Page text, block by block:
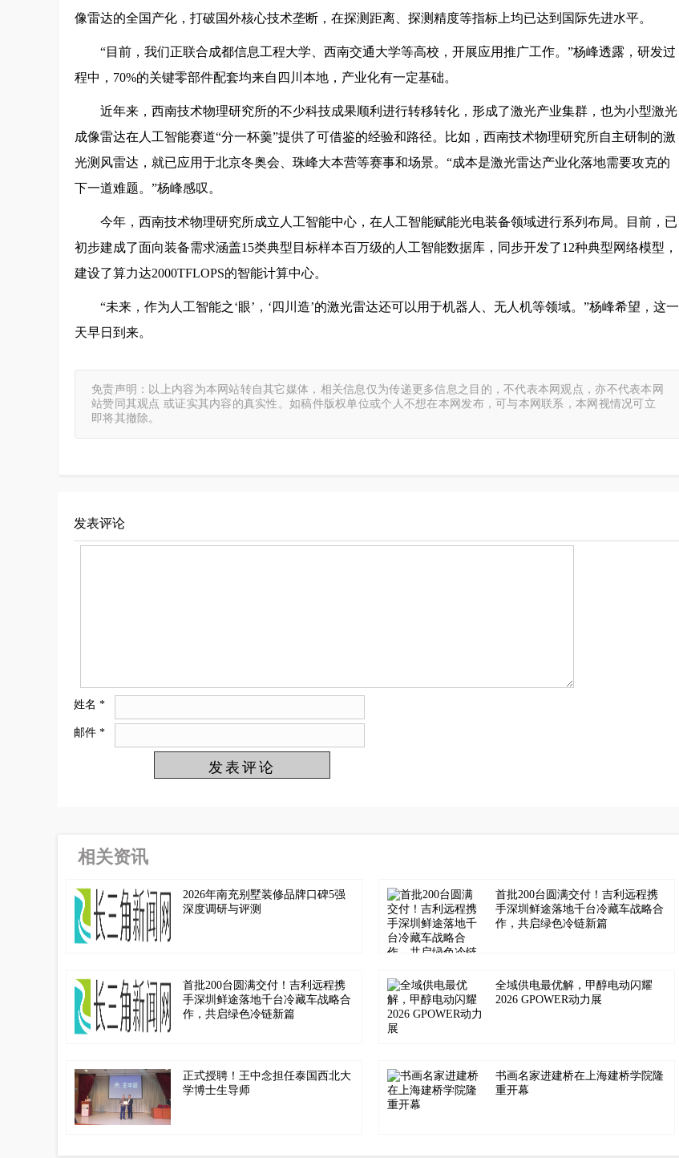
像雷达的全国产化，打破国外核心技术垄断，在探测距离、探测精度等指标上均已达到国际先进水平。
“目前，我们正联合成都信息工程大学、西南交通大学等高校，开展应用推广工作。”杨峰透露，研发过
程中，70%的关键零部件配套均来自四川本地，产业化有一定基础。
近年来，西南技术物理研究所的不少科技成果顺利进行转移转化，形成了激光产业集群，也为小型激光
成像雷达在人工智能赛道“分一杯羹”提供了可借鉴的经验和路径。比如，西南技术物理研究所自主研制的激
光测风雷达，就已应用于北京冬奥会、珠峰大本营等赛事和场景。“成本是激光雷达产业化落地需要攻克的
下一道难题。”杨峰感叹。
今年，西南技术物理研究所成立人工智能中心，在人工智能赋能光电装备领域进行系列布局。目前，已
初步建成了面向装备需求涵盖15类典型目标样本百万级的人工智能数据库，同步开发了12种典型网络模型，
建设了算力达2000TFLOPS的智能计算中心。
“未来，作为人工智能之‘眼’，‘四川造’的激光雷达还可以用于机器人、无人机等领域。”杨峰希望，这一
天早日到来。
免责声明：以上内容为本网站转自其它媒体，相关信息仅为传递更多信息之目的，不代表本网观点，亦不代表本网
站赞同其观点 或证实其内容的真实性。如稿件版权单位或个人不想在本网发布，可与本网联系，本网视情况可立
即将其撤除。
发表评论
姓名 *
邮件 *
相关资讯
2026年南充别墅装修品牌口碑5强
深度调研与评测
首批200台圆满交付！吉利远程携
手深圳鲜途落地千台冷藏车战略合
作，共启绿色冷链新篇
首批200台圆满交付！吉利远程携
手深圳鲜途落地千台冷藏车战略合
作，共启绿色冷链新篇
全域供电最优解，甲醇电动闪耀
2026 GPOWER动力展
正式授聘！王中念担任泰国西北大
学博士生导师
书画名家进建桥在上海建桥学院隆
重开幕